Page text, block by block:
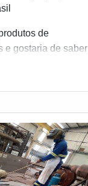
de
e gostaria de saber